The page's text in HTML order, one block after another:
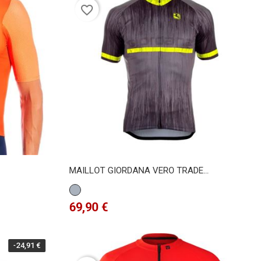
favorite_border
MAILLOT GIORDANA VERO TRADE...
Gris
Precio
69,90 €
-24,91 €